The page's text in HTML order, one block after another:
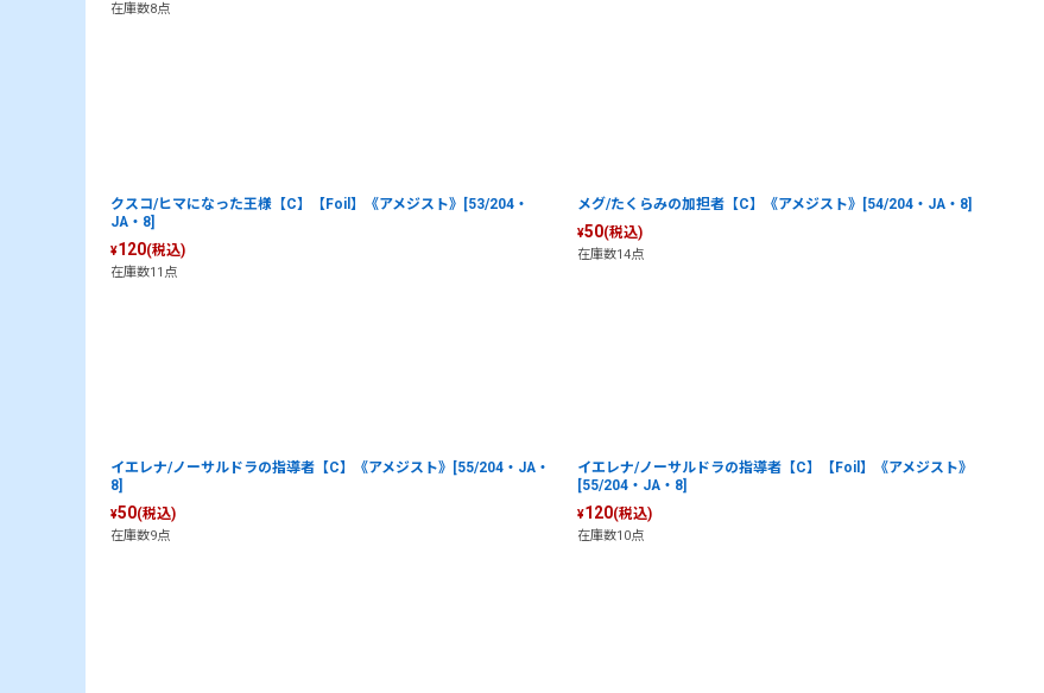
在庫数8点
クスコ/ヒマになった王様【C】【Foil】《アメジスト》[53/204・
JA・8]
¥120(税込)
在庫数11点
メグ/たくらみの加担者【C】《アメジスト》[54/204・JA・8]
¥50(税込)
在庫数14点
イエレナ/ノーサルドラの指導者【C】《アメジスト》[55/204・JA・
8]
¥50(税込)
在庫数9点
イエレナ/ノーサルドラの指導者【C】【Foil】《アメジスト》
[55/204・JA・8]
¥120(税込)
在庫数10点